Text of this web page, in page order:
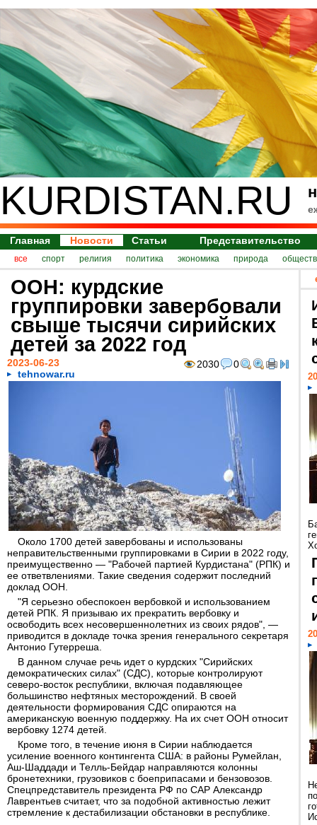
KURDISTAN.RU
Главная Новости Статьи Представительство
все спорт религия политика экономика природа
ООН: курдские
группировки завербовали
свыше тысячи сирийских
детей за 2022 год
2030 0
2023-06-23
tehnowar.ru
Около 1700 детей завербованы и использованы
неправительственными группировками в Сирии в 2022 году,
преимущественно — "Рабочей партией Курдистана" (РПК) и
ее ответвлениями. Такие сведения содержит последний
доклад ООН.
"Я серьезно обеспокоен вербовкой и использованием
детей РПК. Я призываю их прекратить вербовку и
освободить всех несовершеннолетних из своих рядов", —
приводится в докладе точка зрения генерального секретаря
Антонио Гутерреша.
В данном случае речь идет о курдских "Сирийских
демократических силах" (СДС), которые контролируют
северо-восток республики, включая подавляющее
большинство нефтяных месторождений. В своей
деятельности формирования СДС опираются на
американскую военную поддержку. На их счет ООН относит
вербовку 1274 детей.
Кроме того, в течение июня в Сирии наблюдается
усиление военного контингента США: в районы Румейлан,
Аш-Шаддади и Телль-Бейдар направляются колонны
бронетехники, грузовиков с боеприпасами и бензовозов.
Спецпредставитель президента РФ по САР Александр
Лаврентьев считает, что за подобной активностью лежит
стремление к дестабилизации обстановки в республике.